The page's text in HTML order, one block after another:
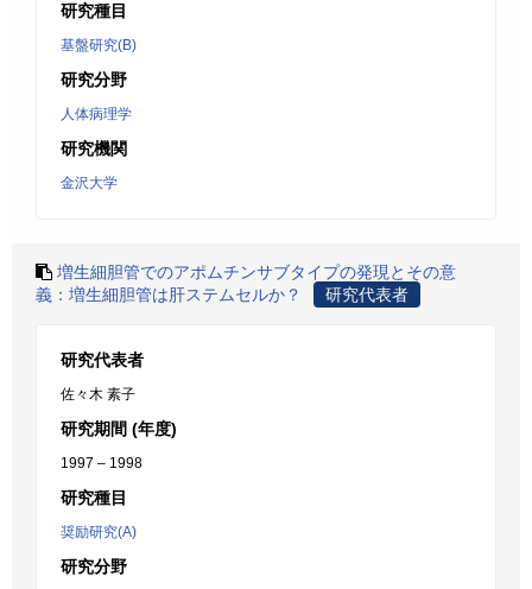
研究種目
基盤研究(B)
研究分野
人体病理学
研究機関
金沢大学
増生細胆管でのアポムチンサブタイプの発現とその意
義：増生細胆管は肝ステムセルか？
研究代表者
研究代表者
佐々木 素子
研究期間 (年度)
1997 – 1998
研究種目
奨励研究(A)
研究分野